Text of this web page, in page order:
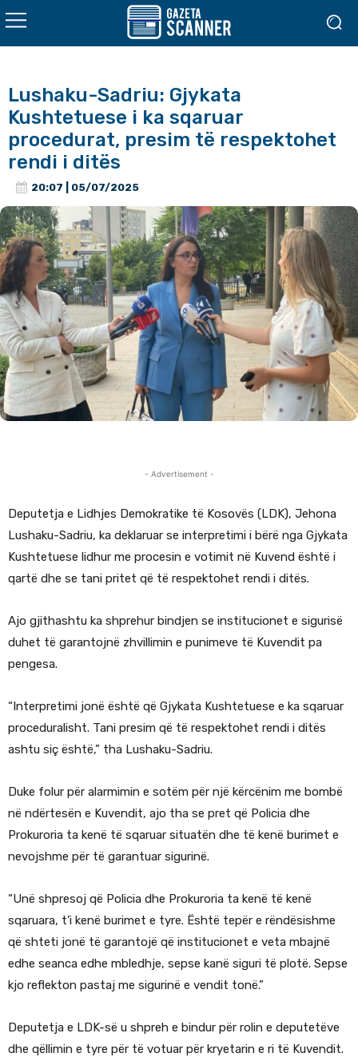
Lushaku-Sadriu: Gjykata
Kushtetuese i ka sqaruar
procedurat, presim të respektohet
rendi i ditës
20:07 | 05/07/2025
- Advertisement -
Deputetja e Lidhjes Demokratike të Kosovës (LDK), Jehona
Lushaku-Sadriu, ka deklaruar se interpretimi i bërë nga Gjykata
Kushtetuese lidhur me procesin e votimit në Kuvend është i
qartë dhe se tani pritet që të respektohet rendi i ditës.
Ajo gjithashtu ka shprehur bindjen se institucionet e sigurisë
duhet të garantojnë zhvillimin e punimeve të Kuvendit pa
pengesa.
“Interpretimi jonë është që Gjykata Kushtetuese e ka sqaruar
proceduralisht. Tani presim që të respektohet rendi i ditës
ashtu siç është,” tha Lushaku-Sadriu.
Duke folur për alarmimin e sotëm për një kërcënim me bombë
në ndërtesën e Kuvendit, ajo tha se pret që Policia dhe
Prokuroria ta kenë të sqaruar situatën dhe të kenë burimet e
nevojshme për të garantuar sigurinë.
“Unë shpresoj që Policia dhe Prokuroria ta kenë të kenë
sqaruara, t’i kenë burimet e tyre. Është tepër e rëndësishme
që shteti jonë të garantojë që institucionet e veta mbajnë
edhe seanca edhe mbledhje, sepse kanë siguri të plotë. Sepse
kjo reflekton pastaj me sigurinë e vendit tonë.”
Deputetja e LDK-së u shpreh e bindur për rolin e deputetëve
dhe qëllimin e tyre për të votuar për kryetarin e ri të Kuvendit.